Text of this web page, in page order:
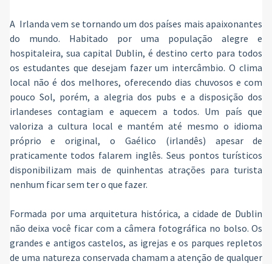
A Irlanda vem se tornando um dos países mais apaixonantes
do mundo. Habitado por uma população alegre e
hospitaleira, sua capital Dublin, é destino certo para todos
os estudantes que desejam fazer um intercâmbio. O clima
local não é dos melhores, oferecendo dias chuvosos e com
pouco Sol, porém, a alegria dos pubs e a disposição dos
irlandeses contagiam e aquecem a todos. Um país que
valoriza a cultura local e mantém até mesmo o idioma
próprio e original, o Gaélico (irlandês) apesar de
praticamente todos falarem inglês. Seus pontos turísticos
disponibilizam mais de quinhentas atrações para turista
nenhum ficar sem ter o que fazer.
Formada por uma arquitetura histórica, a cidade de Dublin
não deixa você ficar com a câmera fotográfica no bolso. Os
grandes e antigos castelos, as igrejas e os parques repletos
de uma natureza conservada chamam a atenção de qualquer